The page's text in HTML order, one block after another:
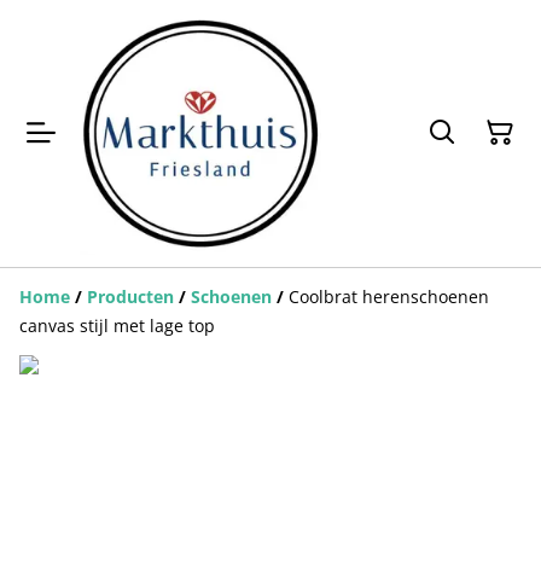
Home / Producten / Schoenen / Coolbrat herenschoenen
canvas stijl met lage top